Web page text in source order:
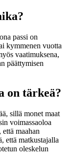
passi on
kymmenen vuotta
vaatimuksena,
päättymisen
on tärkeä?
sillä monet maat
voimassaoloa
maahan
että matkustajalla
oleskelun